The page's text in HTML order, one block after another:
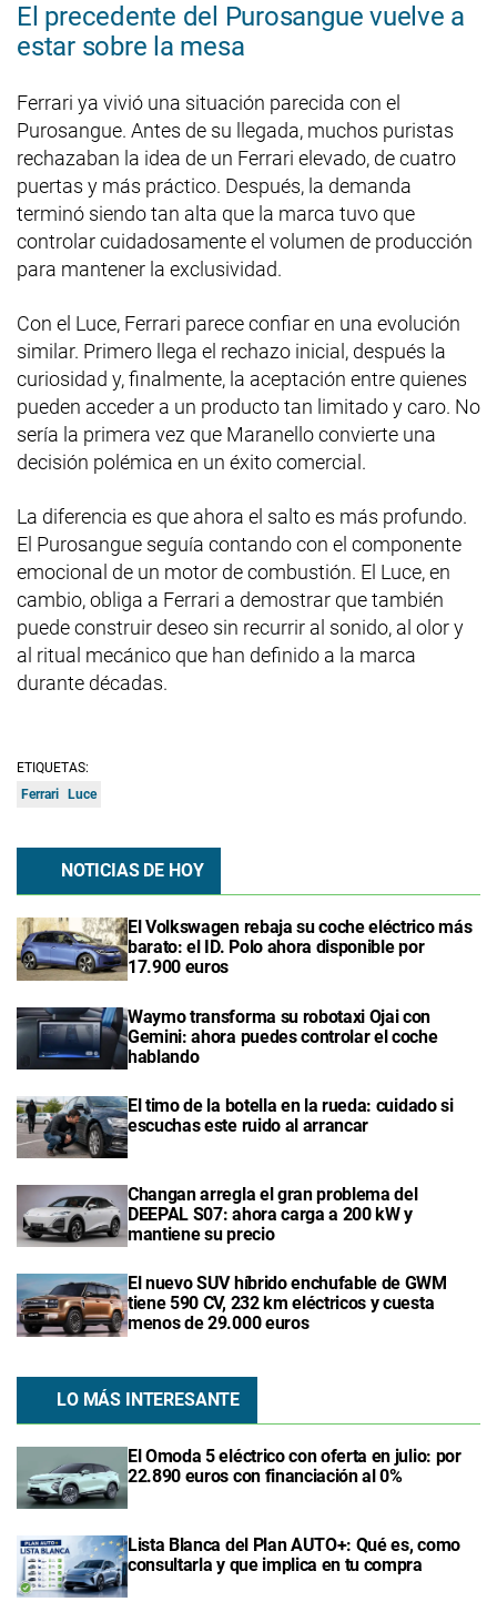
El precedente del Purosangue vuelve a
estar sobre la mesa
Ferrari ya vivió una situación parecida con el
Purosangue. Antes de su llegada, muchos puristas
rechazaban la idea de un Ferrari elevado, de cuatro
puertas y más práctico. Después, la demanda
terminó siendo tan alta que la marca tuvo que
controlar cuidadosamente el volumen de producción
para mantener la exclusividad.
Con el Luce, Ferrari parece confiar en una evolución
similar. Primero llega el rechazo inicial, después la
curiosidad y, finalmente, la aceptación entre quienes
pueden acceder a un producto tan limitado y caro. No
sería la primera vez que Maranello convierte una
decisión polémica en un éxito comercial.
La diferencia es que ahora el salto es más profundo.
El Purosangue seguía contando con el componente
emocional de un motor de combustión. El Luce, en
cambio, obliga a Ferrari a demostrar que también
puede construir deseo sin recurrir al sonido, al olor y
al ritual mecánico que han definido a la marca
durante décadas.
ETIQUETAS:
Ferrari
Luce
NOTICIAS DE HOY
El Volkswagen rebaja su coche eléctrico más
barato: el ID. Polo ahora disponible por
17.900 euros
Waymo transforma su robotaxi Ojai con
Gemini: ahora puedes controlar el coche
hablando
El timo de la botella en la rueda: cuidado si
escuchas este ruido al arrancar
Changan arregla el gran problema del
DEEPAL S07: ahora carga a 200 kW y
mantiene su precio
El nuevo SUV híbrido enchufable de GWM
tiene 590 CV, 232 km eléctricos y cuesta
menos de 29.000 euros
LO MÁS INTERESANTE
El Omoda 5 eléctrico con oferta en julio: por
22.890 euros con financiación al 0%
Lista Blanca del Plan AUTO+: Qué es, como
consultarla y que implica en tu compra